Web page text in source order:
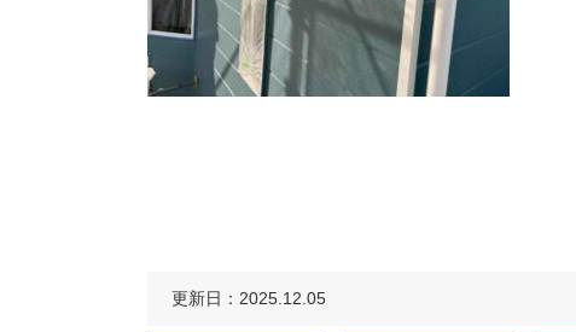
更新日：2025.12.05